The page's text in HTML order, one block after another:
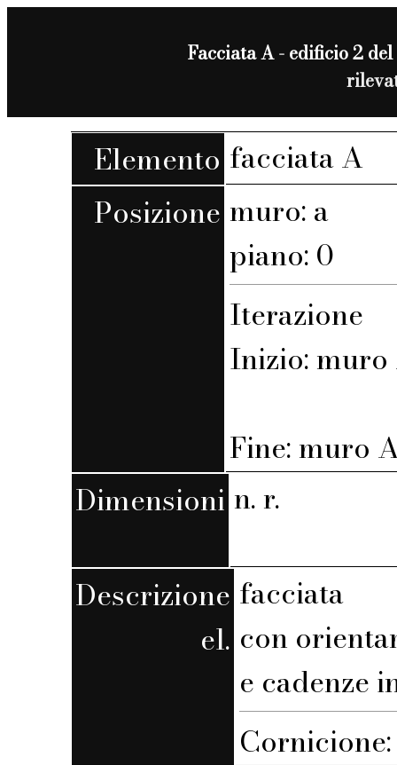
Facciata A - edificio 2
Elemento facciata A
Posizione muro: a
piano: 0
Iterazione
Inizio: muro
Fine: muro
Dimensioni n. r.
Descrizione
el.
facciata
con
e cadenze